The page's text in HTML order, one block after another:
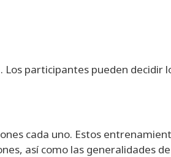
participantes pueden decidir
cada uno. Estos
así como las generalidades